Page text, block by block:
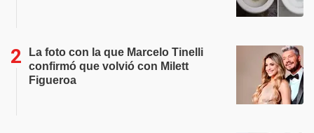
La foto con la que Marcelo Tinelli
confirmó que volvió con Milett
Figueroa